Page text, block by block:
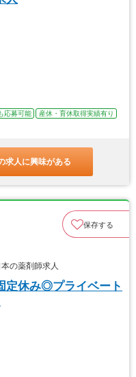
応募可能
産休・育休取得実績有り
求人に興味がある
保存する
の薬剤師求人
定休み◎プライベート